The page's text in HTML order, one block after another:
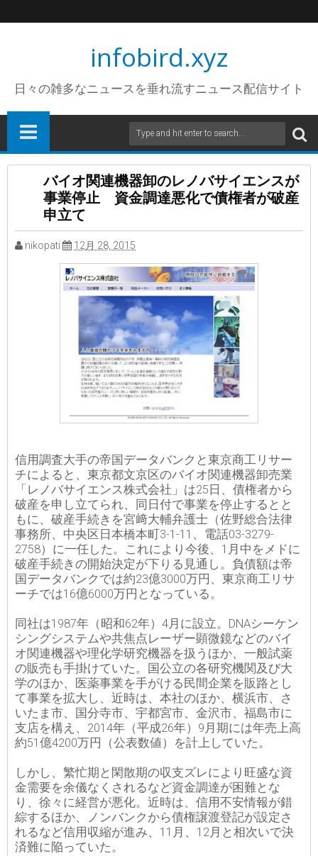
infobird.xyz
日々の雑多なニュースを垂れ流すニュース配信サイト
バイオ関連機器卸のレノバサイエンスが
事業停止 資金調達悪化で債権者が破産
申立て
nikopati 12月 28, 2015
信用調査大手の帝国データバンクと東京商工リサー
チによると、東京都文京区のバイオ関連機器卸売業
「レノバサイエンス株式会社」は25日、債権者から
破産を申し立てられ、同日付で事業を停止するとと
もに、破産手続きを宮﨑大輔弁護士（佐野総合法律
事務所、中央区日本橋本町3-1-11、電話03-3279-
2758）に一任した。これにより今後、1月中をメドに
破産手続きの開始決定が下りる見通し。負債額は帝
国データバンクでは約23億3000万円、東京商工リサ
ーチでは16億6000万円となっている。
同社は1987年（昭和62年）4月に設立。DNAシーケン
シングシステムや共焦点レーザー顕微鏡などのバイ
オ関連機器や理化学研究機器を扱うほか、一般試薬
の販売も手掛けていた。国公立の各研究機関及び大
学のほか、医薬事業を手がける民間企業を販路とし
て事業を拡大し、近時は、本社のほか、横浜市、さ
いたま市、国分寺市、宇都宮市、金沢市、福島市に
支店を構え、2014年（平成26年）9月期には年売上高
約51億4200万円（公表数値）を計上していた。
しかし、繁忙期と閑散期の収支ズレにより旺盛な資
金需要を余儀なくされるなど資金調達が困難とな
り、徐々に経営が悪化。近時は、信用不安情報が錯
綜するほか、ノンバンクから債権譲渡登記が設定さ
れるなど信用収縮が進み、11月、12月と相次いで決
済難に陥っていた。